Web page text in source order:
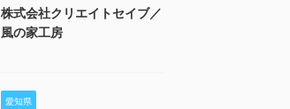
株式会社クリエイトセイブ／
風の家工房
愛知県